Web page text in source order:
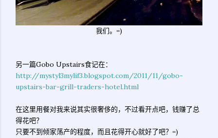
我们。=)
另一篇Gobo Upstairs食记在：
http://mystyl3mylif3.blogspot.com/2011/11/gobo-
upstairs-bar-grill-traders-hotel.html
在这里用餐对我来说其实很奢侈的，不过看开点吧，钱赚了总
得花吧？
只要不到倾家荡产的程度，而且花得开心就好了吧？=)